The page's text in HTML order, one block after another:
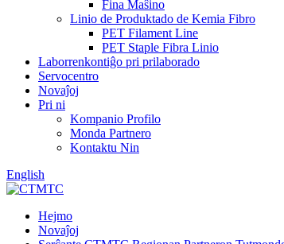
Fina Maŝino
Linio de Produktado de Kemia Fibro
PET Filament Line
PET Staple Fibra Linio
Laborrenkontiĝo pri prilaborado
Servocentro
Novaĵoj
Pri ni
Kompanio Profilo
Monda Partnero
Kontaktu Nin
English
Hejmo
Novaĵoj